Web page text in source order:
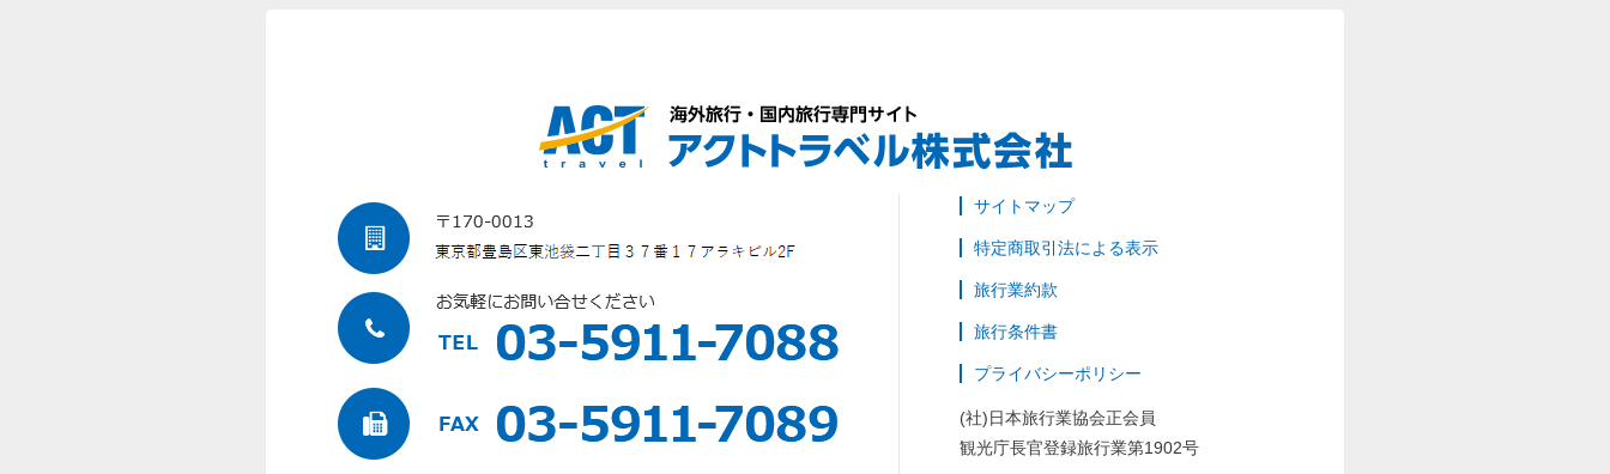
サイトマップ
特定商取引法による表示
旅行業約款
旅行条件書
プライバシーポリシー
(社)日本旅行業協会正会員
観光庁長官登録旅行業第1902号